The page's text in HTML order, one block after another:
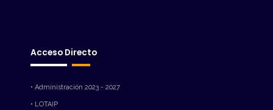
Acceso Directo
• Administración 2023 - 2027
• LOTAIP